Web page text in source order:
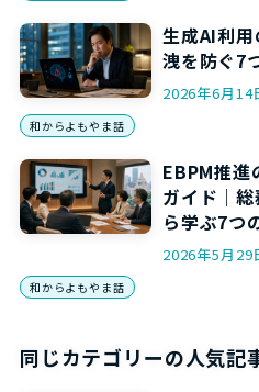
生成AI利
洩を防ぐ7
2026年6月14
和からよもやま話
EBPM推進
ガイド｜
ら学ぶ7つ
2026年5月29
和からよもやま話
同じカテゴリーの人気記